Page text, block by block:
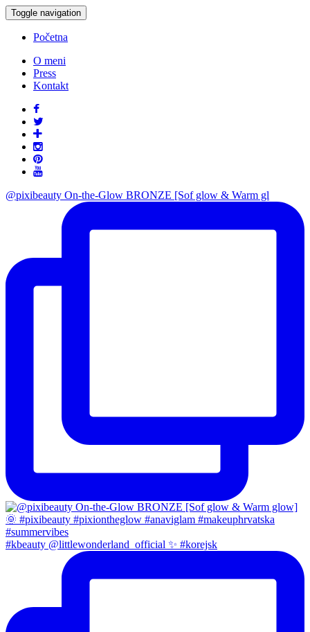
Toggle navigation
Početna
O meni
Press
Kontakt
@pixibeauty On-the-Glow BRONZE [Sof glow & Warm gl
#kbeauty @littlewonderland_official ✨ #korejsk